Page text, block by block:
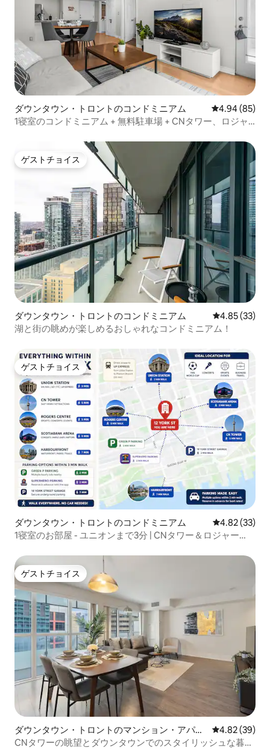
ダウンタウン・トロントのコンドミニアム レビュー85
4.94 (85)
1寝室のコンドミニアム + 無料駐車場 + CNタワー、ロジャ
ゲストチョイス
ゲストチョイス
ダウンタウン・トロントのコンドミニアム レビュー33
4.85 (33)
湖と街の眺めが楽しめるおしゃれなコンドミニアム！
ゲストチョイス
ゲストチョイス
ダウンタウン・トロントのコンドミニアム レビュー33
4.82 (33)
1寝室のお部屋 - ユニオンまで3分 | CNタワー＆ロジャー
ゲストチョイス
ゲストチョイス
ダウンタウン・トロントのマンション・アパー
ト
レビュー39
4.82 (39)
CNタワーの眺望とダウンタウンでのスタイリッシュな暮ら